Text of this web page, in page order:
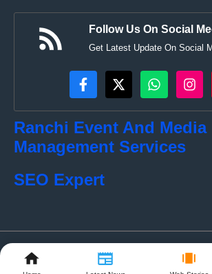
Follow Us On Social
Get Latest Update On Social
Ranchi Event And Media
Management Services
SEO Expert
© localkhabar.com • All rights